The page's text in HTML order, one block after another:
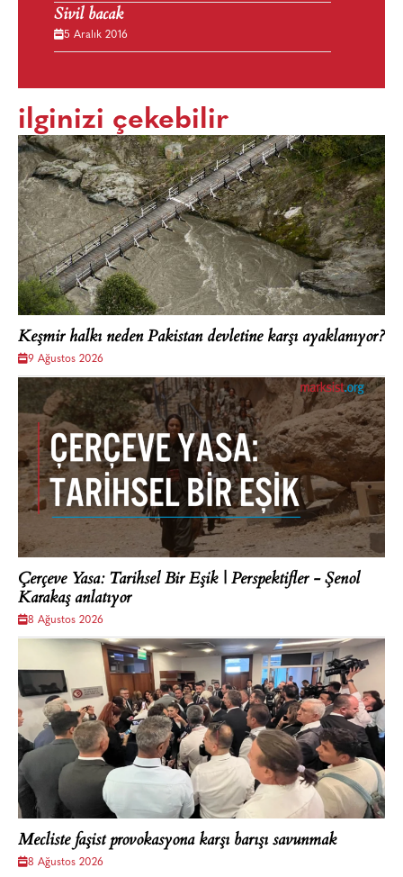
Sivil bacak
5 Aralık 2016
ilginizi çekebilir
Keşmir halkı neden Pakistan devletine karşı ayaklanıyor?
9 Ağustos 2026
Çerçeve Yasa: Tarihsel Bir Eşik | Perspektifler - Şenol
Karakaş anlatıyor
8 Ağustos 2026
Mecliste faşist provokasyona karşı barışı savunmak
8 Ağustos 2026